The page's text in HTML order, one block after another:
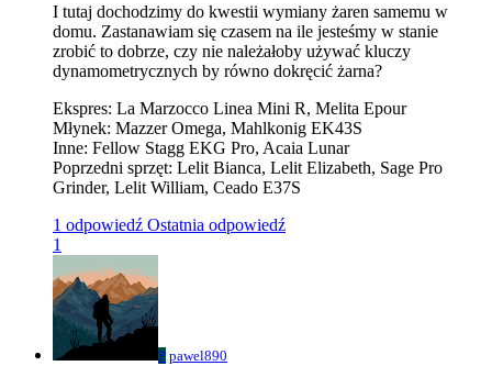
I tutaj dochodzimy do kwestii wymiany żaren samemu w
domu. Zastanawiam się czasem na ile jesteśmy w stanie
zrobić to dobrze, czy nie należałoby używać kluczy
dynamometrycznych by równo dokręcić żarna?
Ekspres: La Marzocco Linea Mini R, Melita Epour
Młynek: Mazzer Omega, Mahlkonig EK43S
Inne: Fellow Stagg EKG Pro, Acaia Lunar
Poprzedni sprzęt: Lelit Bianca, Lelit Elizabeth, Sage Pro
Grinder, Lelit William, Ceado E37S
1 odpowiedź Ostatnia odpowiedź
1
P pawel890